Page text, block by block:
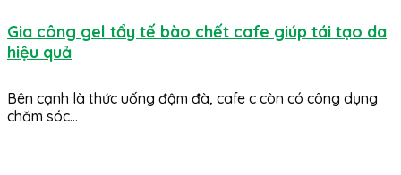
Gia công gel tẩy tế bào chết cafe giúp tái tạo da
hiệu quả
Bên cạnh là thức uống đậm đà, cafe c còn có công dụng
chăm sóc...